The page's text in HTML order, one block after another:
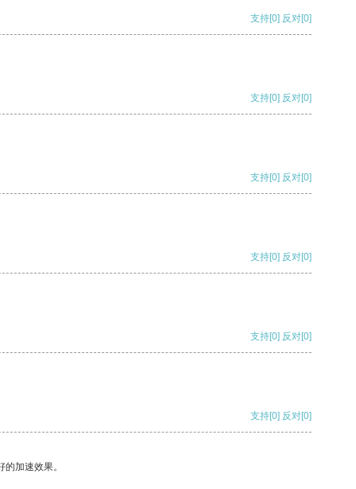
支持[0] 反对[0]
支持[0] 反对[0]
支持[0] 反对[0]
支持[0] 反对[0]
支持[0] 反对[0]
支持[0] 反对[0]
加速效果。